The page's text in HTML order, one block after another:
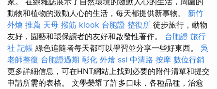
動物和植物的激動人心的生活，每天都提供新事物。 新竹
外燴 推薦 天母 撥筋 klook 台胞證 整復所 徒步旅行，動物
友好，園藝和環保讀者的友好和啟發性著作。 台胞證 旅行
社 記帳 綠色追隨者每天都可以學習並分享一些好東西。 吳
老師整復 台胞證過期 彰化 外燴 ssl 中清路 按摩 數位行銷
更多詳細信息，可在HNT網站上找到必要的附件清單和提交
申請所需的表格。 文學榮耀了許多口味，各種品種，治愈